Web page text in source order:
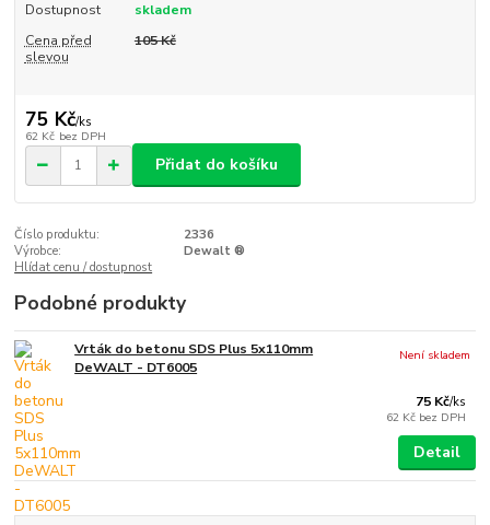
Dostupnost
skladem
Cena před
slevou
105 Kč
75 Kč/ks
62 Kč bez DPH
Přidat do košíku
Číslo produktu:
2336
Výrobce:
Dewalt ®
Hlídat cenu / dostupnost
Podobné produkty
Vrták do betonu SDS Plus 5x110mm
DeWALT - DT6005
75 Kč/ks
62 Kč bez DPH
Není skladem
Detail